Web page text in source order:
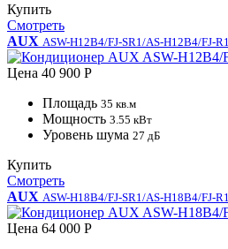
Купить
Смотреть
AUX ASW-H12B4/FJ-SR1/AS-H12B4/FJ-R1
Цена 40 900 Р
Площадь 35 кв.м
Мощность 3.55 кВт
Уровень шума 27 дБ
Купить
Смотреть
AUX ASW-H18B4/FJ-SR1/AS-H18B4/FJ-R1
Цена 64 000 Р